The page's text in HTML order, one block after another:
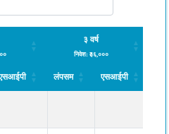
३ वर्ष
निवेश: ₹३६,०००
लंपसम एसआईपी